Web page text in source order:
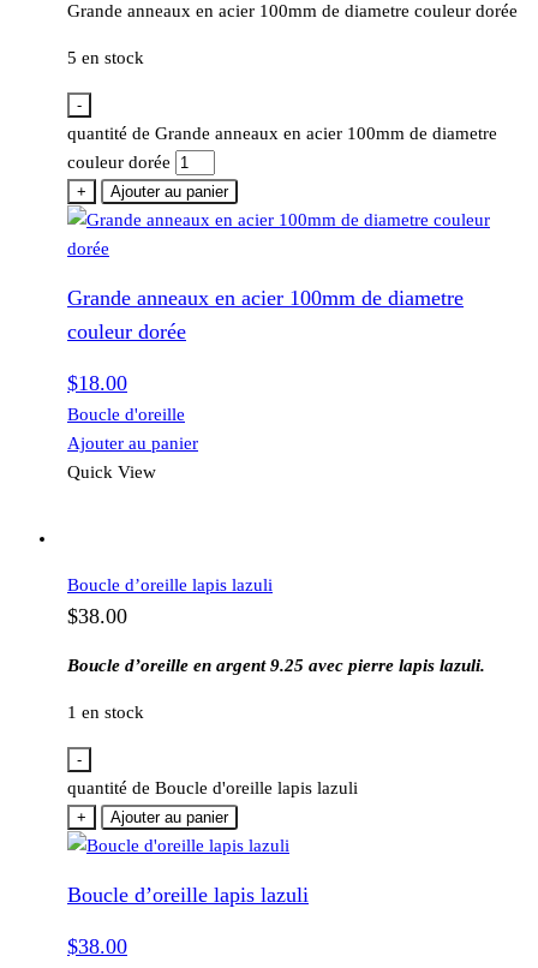
Grande anneaux en acier 100mm de diametre couleur dorée
5 en stock
-
quantité de Grande anneaux en acier 100mm de diametre
couleur dorée
+ Ajouter au panier
Grande anneaux en acier 100mm de diametre
couleur dorée
$18.00
Boucle d'oreille
Ajouter au panier
Quick View
Boucle d’oreille lapis lazuli
$38.00
Boucle d’oreille en argent 9.25 avec pierre lapis lazuli.
1 en stock
-
quantité de Boucle d'oreille lapis lazuli
+ Ajouter au panier
Boucle d’oreille lapis lazuli
$38.00